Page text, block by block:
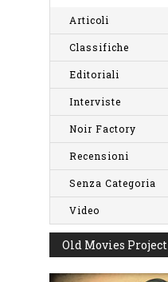
Articoli
Classifiche
Editoriali
Interviste
Noir Factory
Recensioni
Senza Categoria
Video
Old Movies Project